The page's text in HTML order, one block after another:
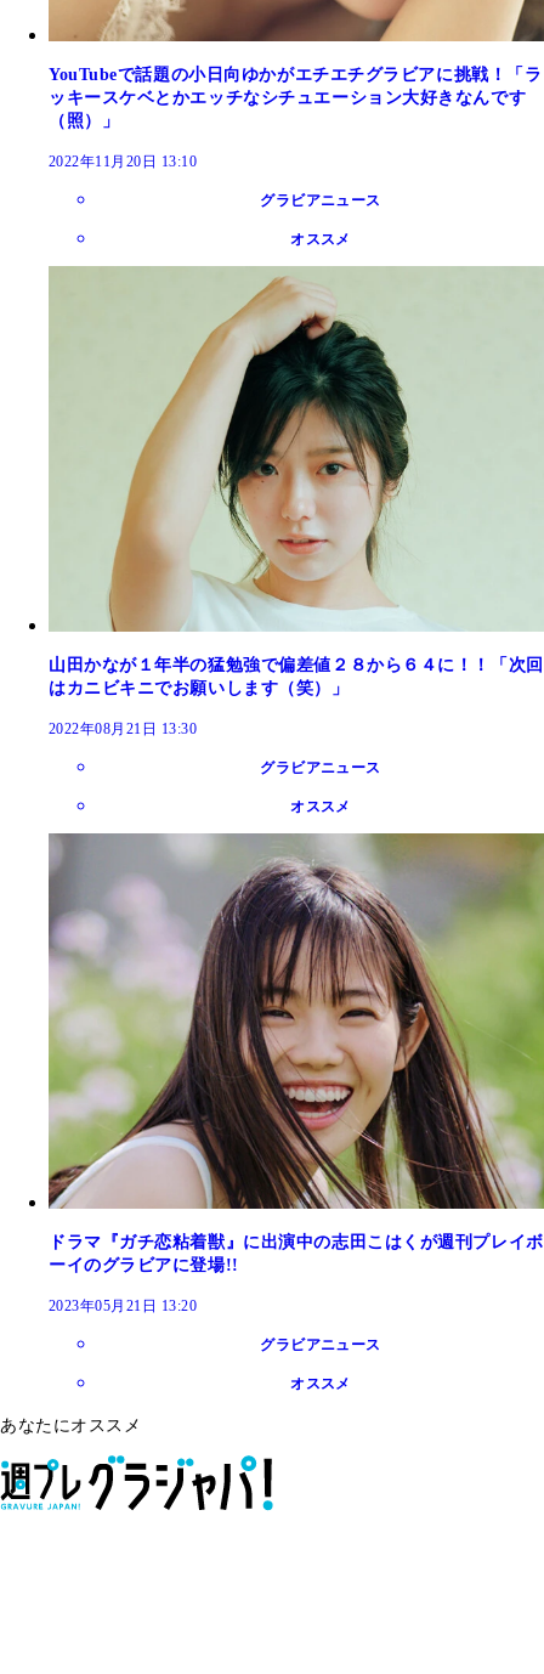
YouTubeで話題の小日向ゆかがエチエチグラビアに挑戦！「ラ
ッキースケベとかエッチなシチュエーション大好きなんです
（照）」
2022年11月20日 13:10
グラビアニュース
オススメ
山田かなが１年半の猛勉強で偏差値２８から６４に！！「次回
はカニビキニでお願いします（笑）」
2022年08月21日 13:30
グラビアニュース
オススメ
ドラマ『ガチ恋粘着獣』に出演中の志田こはくが週刊プレイボ
ーイのグラビアに登場!!
2023年05月21日 13:20
グラビアニュース
オススメ
あなたにオススメ